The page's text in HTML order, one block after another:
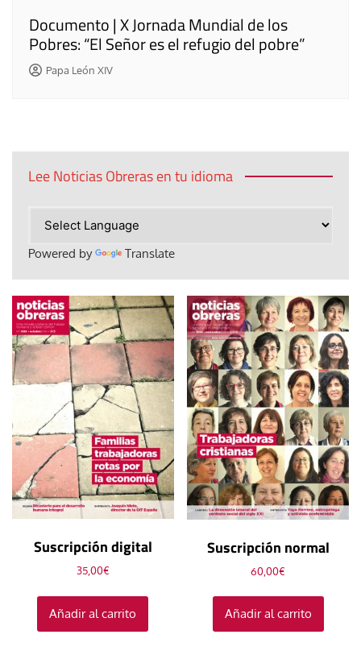
Documento | X Jornada Mundial de los
Pobres: “El Señor es el refugio del pobre”
Papa León XIV
Lee Noticias Obreras en tu idioma
Powered by Translate
Suscripción digital
35,00€
Añadir al carrito
Suscripción normal
60,00€
Añadir al carrito